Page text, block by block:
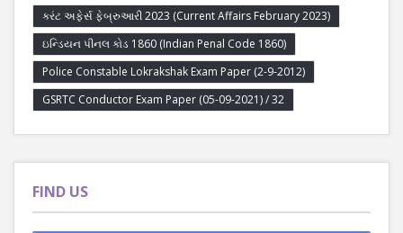
કરંટ અફેર્સ ફેબ્રુઆરી 2023 (Current Affairs February 2023)
ઇન્ડિયન પીનલ કોડ 1860 (Indian Penal Code 1860)
Police Constable Lokrakshak Exam Paper (2-9-2012)
GSRTC Conductor Exam Paper (05-09-2021) / 32
FIND US